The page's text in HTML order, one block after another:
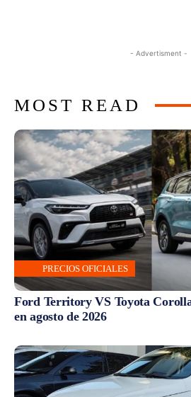
- Advertisment -
MOST READ
PRECIOS OFICIALES
Ford Territory VS Toyota
en agosto de 2026